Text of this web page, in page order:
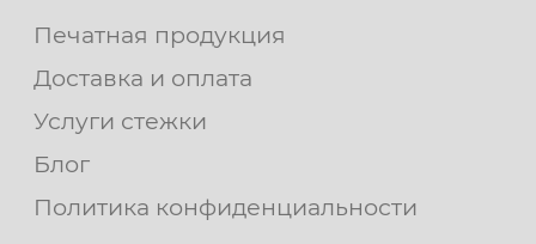
Печатная продукция
Доставка и оплата
Услуги стежки
Блог
Политика конфиденциальности